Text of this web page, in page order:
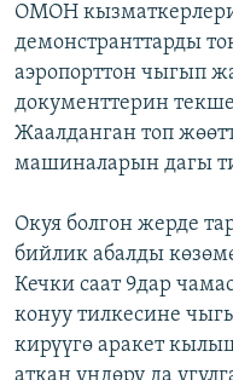
ОМОН
демонстранттарды
аэропорттон чыгып
документтерин
Жаалданган топ
машиналарын дагы
Окуя болгон жерде
бийлик абалды
Кечки саат 9дар
конуу тилкесине
кирүүгө аракет